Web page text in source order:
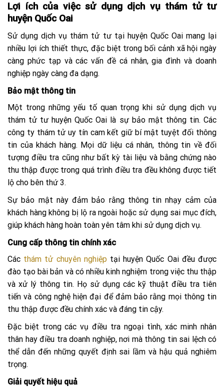
Lợi ích của việc sử dụng dịch vụ thám tử tư
huyện Quốc Oai
Sử dụng dịch vụ thám tử tư tại huyện Quốc Oai mang lại
nhiều lợi ích thiết thực, đặc biệt trong bối cảnh xã hội ngày
càng phức tạp và các vấn đề cá nhân, gia đình và doanh
nghiệp ngày càng đa dạng.
Bảo mật thông tin
Một trong những yếu tố quan trọng khi sử dụng dịch vụ
thám tử tư huyện Quốc Oai là sự bảo mật thông tin. Các
công ty thám tử uy tín cam kết giữ bí mật tuyệt đối thông
tin của khách hàng. Mọi dữ liệu cá nhân, thông tin về đối
tượng điều tra cũng như bất kỳ tài liệu và bằng chứng nào
thu thập được trong quá trình điều tra đều không được tiết
lộ cho bên thứ 3.
Sự bảo mật này đảm bảo rằng thông tin nhạy cảm của
khách hàng không bị lộ ra ngoài hoặc sử dụng sai mục đích,
giúp khách hàng hoàn toàn yên tâm khi sử dụng dịch vụ.
Cung cấp thông tin chính xác
Các thám tử chuyên nghiệp tại huyện Quốc Oai đều được
đào tạo bài bản và có nhiều kinh nghiệm trong việc thu thập
và xử lý thông tin. Họ sử dụng các kỹ thuật điều tra tiên
tiến và công nghệ hiện đại để đảm bảo rằng mọi thông tin
thu thập được đều chính xác và đáng tin cậy.
Đặc biệt trong các vụ điều tra ngoại tình, xác minh nhân
thân hay điều tra doanh nghiệp, nơi mà thông tin sai lệch có
thể dẫn đến những quyết định sai lầm và hậu quả nghiêm
trọng.
Giải quyết hiệu quả